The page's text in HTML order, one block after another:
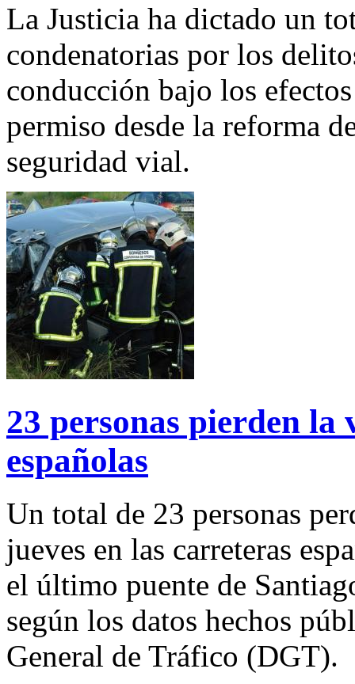
La Justicia ha dictado un
condenatorias por los
conducción bajo los
permiso desde la reforma
seguridad vial.
23 personas pierden la
españolas
Un total de 23 personas
jueves en las carreteras
el último puente de
según los datos hechos
General de Tráfico (DGT).